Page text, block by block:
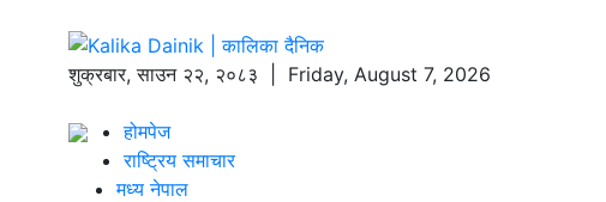
शुक्रबार,साउन २२, २०८३ | Friday, August 7, 2026
होमपेज
राष्ट्रिय समाचार
मध्य नेपाल